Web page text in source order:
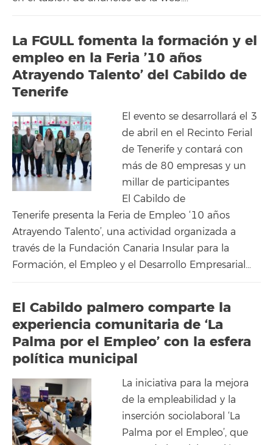
La FGULL fomenta la formación y el
empleo en la Feria ’10 años
Atrayendo Talento’ del Cabildo de
Tenerife
El evento se desarrollará el 3
de abril en el Recinto Ferial
de Tenerife y contará con
más de 80 empresas y un
millar de participantes
El Cabildo de
Tenerife presenta la Feria de Empleo ‘10 años
Atrayendo Talento’, una actividad organizada a
través de la Fundación Canaria Insular para la
Formación, el Empleo y el Desarrollo Empresarial…
El Cabildo palmero comparte la
experiencia comunitaria de ‘La
Palma por el Empleo’ con la esfera
política municipal
La iniciativa para la mejora
de la empleabilidad y la
inserción sociolaboral ‘La
Palma por el Empleo’, que